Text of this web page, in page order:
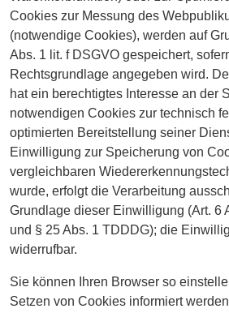
Cookies zur Messung des
(notwendige Cookies), werden auf
Abs. 1 lit. f DSGVO gespeichert,
Rechtsgrundlage angegeben wird.
hat ein berechtigtes Interesse an der
notwendigen Cookies zur technisch
optimierten Bereitstellung seiner
Einwilligung zur Speicherung von
vergleichbaren
wurde, erfolgt die Verarbeitung
Grundlage dieser Einwilligung (Art. 6
und § 25 Abs. 1 TDDDG); die
widerrufbar.
Sie können Ihren Browser so
Setzen von Cookies informiert